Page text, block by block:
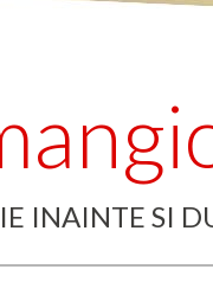
INAINTE SI